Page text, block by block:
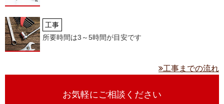
工事
所要時間は3～5時間が目安です
工事までの流れ
お気軽にご相談ください